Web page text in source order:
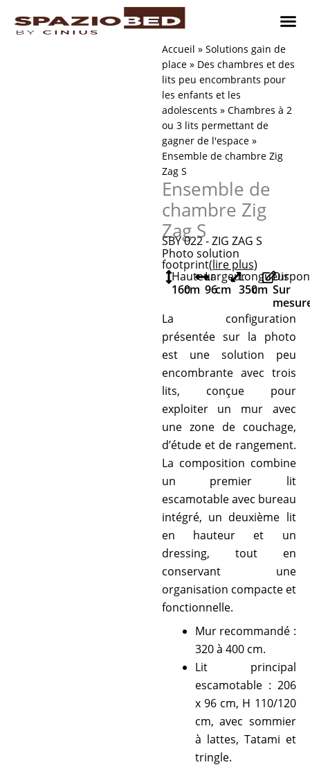
Accueil » Solutions gain de
place» Des chambres et des
lits peu encombrants pour
les enfants et les
adolescents » Chambres à 2
ou 3 lits permettant de
gagner de l'espace»
Ensemble de chambre Zig
Zag S
Ensemble de
chambre Zig
Zag S
SBY 022 - ZIG ZAG S
Photo solution
footprint(lire plus)
Hauteur
160cm
Largeur
96cm
Longueur
350cm Sur
La configuration
présentée sur la photo
est une solution peu
encombrante avec trois
lits, conçue pour
exploiter un mur avec
une zone de couchage,
d’étude et de rangement.
La composition combine
un premier lit
escamotable avec bureau
intégré, un deuxième lit
en hauteur et un
dressing, tout en
conservant une
organisation compacte et
fonctionnelle.
Mur recommandé :
320 à 400 cm.
Lit principal
escamotable : 206
x 96 cm, H 110/120
cm, avec sommier
à lattes, Tatami et
tringle.